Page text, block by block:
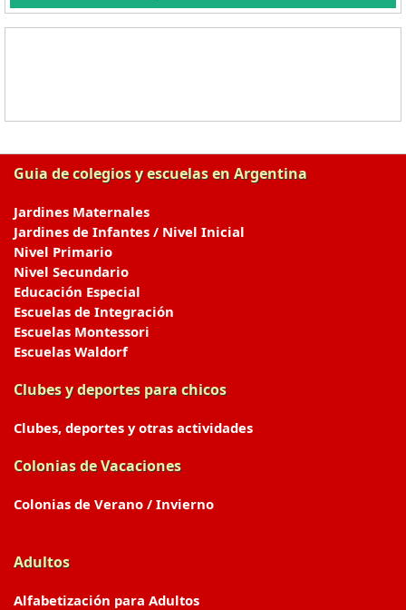
Guia de colegios y escuelas en Argentina
Jardines Maternales
Jardines de Infantes / Nivel Inicial
Nivel Primario
Nivel Secundario
Educación Especial
Escuelas de Integración
Escuelas Montessori
Escuelas Waldorf
Clubes y deportes para chicos
Clubes, deportes y otras actividades
Colonias de Vacaciones
Colonias de Verano / Invierno
Adultos
Alfabetización para Adultos